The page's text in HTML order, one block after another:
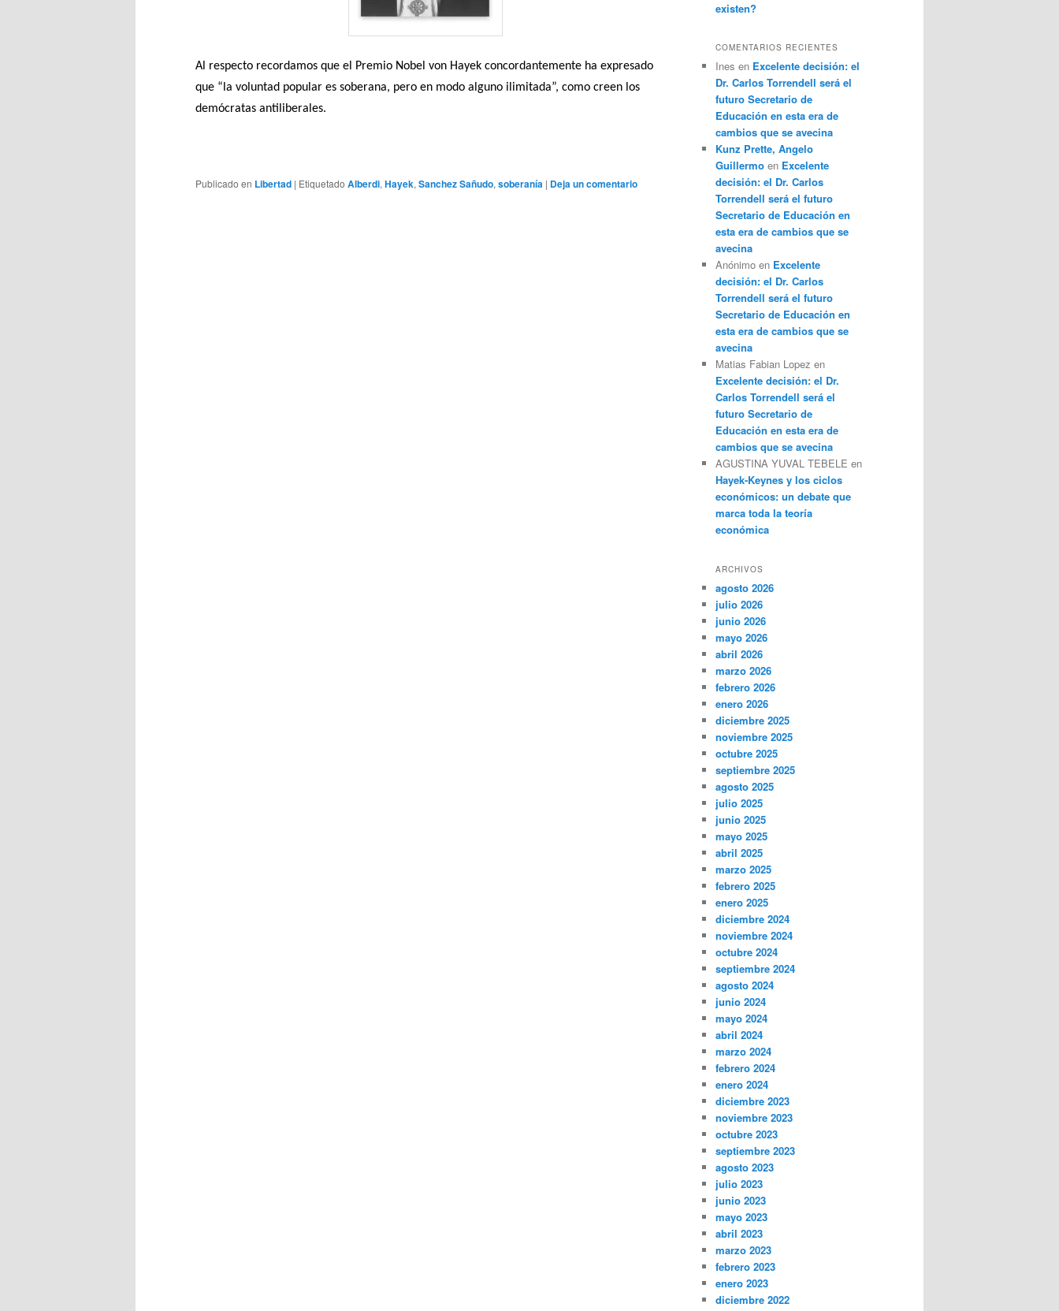
Al respecto recordamos que el Premio Nobel von Hayek concordantemente ha expresado
que “la voluntad popular es soberana, pero en modo alguno ilimitada”, como creen los
demócratas antiliberales.
Publicado en Libertad | Etiquetado Alberdi, Hayek, Sanchez Sañudo, soberanía | Deja un comentario
existen?
COMENTARIOS RECIENTES
Ines en Excelente decisión: el
Dr. Carlos Torrendell será el
futuro Secretario de
Educación en esta era de
cambios que se avecina
Kunz Prette, Angelo
Guillermo en Excelente
decisión: el Dr. Carlos
Torrendell será el futuro
Secretario de Educación en
esta era de cambios que se
avecina
Anónimo en Excelente
decisión: el Dr. Carlos
Torrendell será el futuro
Secretario de Educación en
esta era de cambios que se
avecina
Matias Fabian Lopez en
Excelente decisión: el Dr.
Carlos Torrendell será el
futuro Secretario de
Educación en esta era de
cambios que se avecina
AGUSTINA YUVAL TEBELE en
Hayek-Keynes y los ciclos
económicos: un debate que
marca toda la teoría
económica
ARCHIVOS
agosto 2026
julio 2026
junio 2026
mayo 2026
abril 2026
marzo 2026
febrero 2026
enero 2026
diciembre 2025
noviembre 2025
octubre 2025
septiembre 2025
agosto 2025
julio 2025
junio 2025
mayo 2025
abril 2025
marzo 2025
febrero 2025
enero 2025
diciembre 2024
noviembre 2024
octubre 2024
septiembre 2024
agosto 2024
junio 2024
mayo 2024
abril 2024
marzo 2024
febrero 2024
enero 2024
diciembre 2023
noviembre 2023
octubre 2023
septiembre 2023
agosto 2023
julio 2023
junio 2023
mayo 2023
abril 2023
marzo 2023
febrero 2023
enero 2023
diciembre 2022